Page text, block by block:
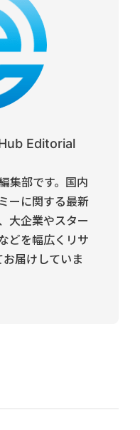
Editorial
集部です。国内
ーに関する最新
大企業やスター
どを幅広くリサ
届けしていま